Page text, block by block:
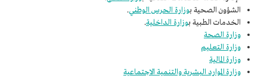
الشؤون الصحية بوزارة الحرس الوطني.
الخدمات الطبية بوزارة الداخلية.
وزارة الصحة
وزارة التعليم
وزارة المالية
وزارة الموارد البشرية والتنمية الاجتماعية